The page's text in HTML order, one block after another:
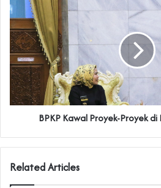
BPKP Kawal Proyek-Proyek
Related Articles